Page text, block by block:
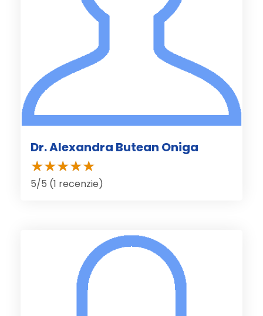
Dr. Alexandra Butean Oniga
5/5 (1 recenzie)